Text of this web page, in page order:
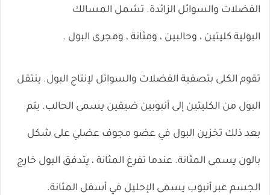
الفضلات والسوائل الزائدة. تشمل المسالك
البولية كليتين ، وحالبين ، ومثانة ، ومجرى البول .
تقوم الكلى بتصفية الفضلات والسوائل لإنتاج البول. ينتقل
البول من الكليتين إلى أنبوبين ضيقين يسمى الحالب. يتم
بعد ذلك تخزين البول في عضو مجوف عضلي على شكل
بالون يسمى المثانة. عندما تفرغ المثانة ، يتدفق البول خارج
الجسم عبر أنبوب يسمى الإحليل في أسفل المثانة.